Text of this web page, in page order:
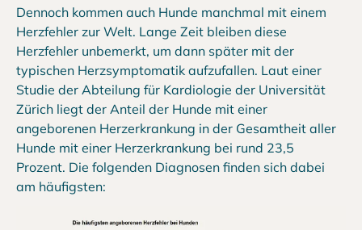
Dennoch kommen auch Hunde manchmal mit einem
Herzfehler zur Welt. Lange Zeit bleiben diese
Herzfehler unbemerkt, um dann später mit der
typischen Herzsymptomatik aufzufallen. Laut einer
Studie der Abteilung für Kardiologie der Universität
Zürich liegt der Anteil der Hunde mit einer
angeborenen Herzerkrankung in der Gesamtheit aller
Hunde mit einer Herzerkrankung bei rund 23,5
Prozent. Die folgenden Diagnosen finden sich dabei
am häufigsten: